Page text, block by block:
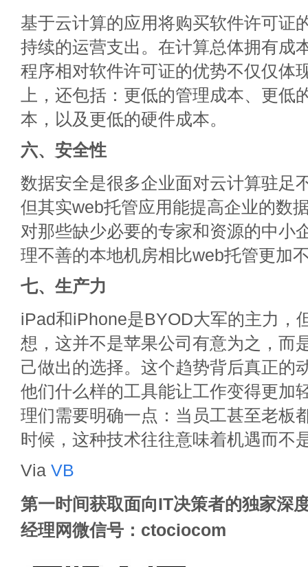
基于云计算的应用将购买软件许可证
持续的运营支出。在计算总体拥有成
程序相对软件许可证的优势不仅仅体
上，还包括：更低的管理成本、更低
本，以及更低的硬件成本。
六、安全性
数据安全是很多企业面对云计算驻足
但其实web托管应用能提高企业的数
对那些缺少必要的专家和资源的中小
理不善的本地机房相比web托管更加
七、生产力
iPad和iPhone是BYOD大军的主力，
想，这并不是苹果公司有意为之，而
己做出的选择。这个趋势背后真正的
他们什么样的工具能让工作变得更加
理们需要明确一点：当员工甚至老板
时候，这种技术往往意味着机遇而不
Via VB
第一时间获取面向IT决策者的独家深
经理网微信号：ctociocom